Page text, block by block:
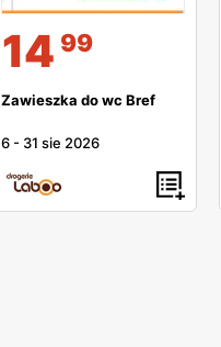
14 99
Zawieszka do wc Bref
6 - 31 sie 2026